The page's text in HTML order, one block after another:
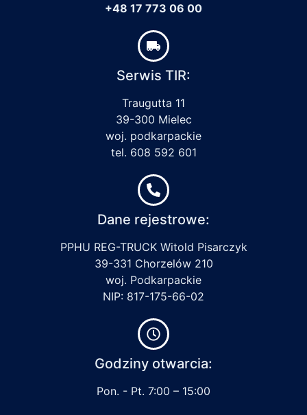
+48 17 773 06 00
Serwis TIR:
Traugutta 11
39-300 Mielec
woj. podkarpackie
tel. 608 592 601
Dane rejestrowe:
PPHU REG-TRUCK Witold Pisarczyk
39-331 Chorzelów 210
woj. Podkarpackie
NIP: 817-175-66-02
Godziny otwarcia:
Pon. - Pt. 7:00 – 15:00